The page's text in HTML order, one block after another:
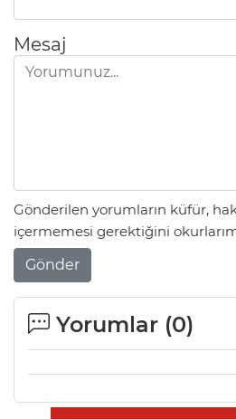
Mesaj
Gönderilen yorumların küfür,
içermemesi gerektiğini
Gönder
Yorumlar (0)